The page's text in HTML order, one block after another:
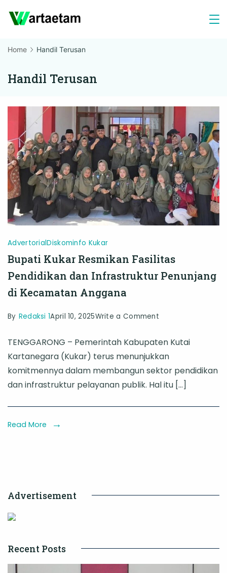
Home Handil Terusan
Handil Terusan
AdvertorialDiskominfo Kukar
Bupati Kukar Resmikan Fasilitas
Pendidikan dan Infrastruktur Penunjang
di Kecamatan Anggana
By Redaksi 1April 10, 2025Write a Comment
Kukar
Resmikan
Fasilitas
Pendidikan
dan
TENGGARONG – Pemerintah Kabupaten Kutai
Kartanegara (Kukar) terus menunjukkan
komitmennya dalam membangun sektor pendidikan
dan infrastruktur pelayanan publik. Hal itu […]
Read More
Advertisement
Recent Posts